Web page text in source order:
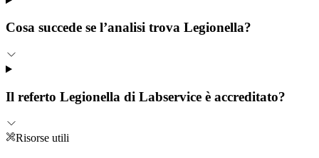
Cosa succede se l’analisi trova Legionella?
Il referto Legionella di Labservice è accreditato?
Risorse utili